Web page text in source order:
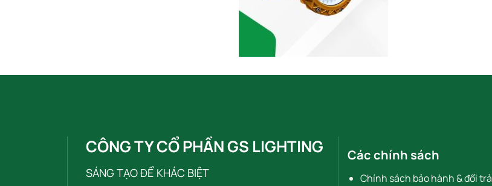
CÔNG TY CỔ PHẦN GS LIGHTING
SÁNG TẠO ĐỂ KHÁC BIỆT
Các chính sách
Chính sách bảo hành & đổi trả